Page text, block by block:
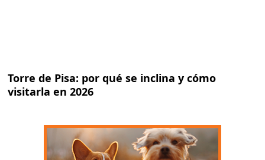
Torre de Pisa: por qué se inclina y cómo
visitarla en 2026